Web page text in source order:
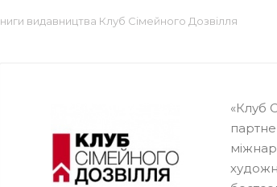
видавництва Клуб Сімейного Дозвілля
«Клуб